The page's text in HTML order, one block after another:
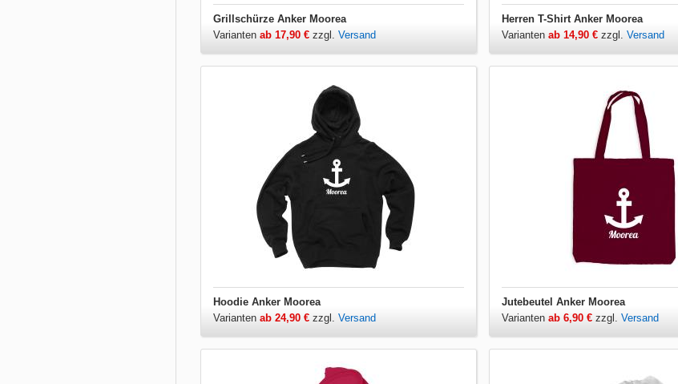
Grillschürze Anker Moorea
Varianten ab 17,90 € zzgl. Versand
Herren T-Shirt Anker Moorea
Varianten ab 14,90 €zzgl. Versand
Hoodie Anker Moorea
Varianten ab 24,90 € zzgl. Versand
Jutebeutel Anker Moorea
Varianten ab 6,90 €zzgl. Versand